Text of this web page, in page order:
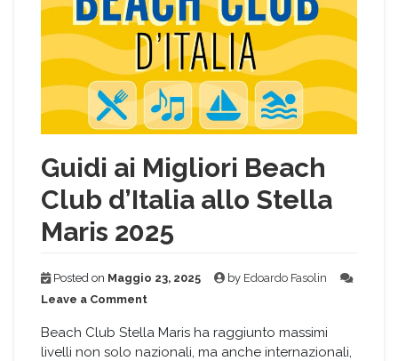
Guidi ai Migliori Beach
Club d’Italia allo Stella
Maris 2025
Posted on Maggio 23, 2025 by Edoardo Fasolin
Leave a Comment
ai
Migliori
Beach Club Stella Maris ha raggiunto massimi
livelli non solo nazionali, ma anche internazionali,